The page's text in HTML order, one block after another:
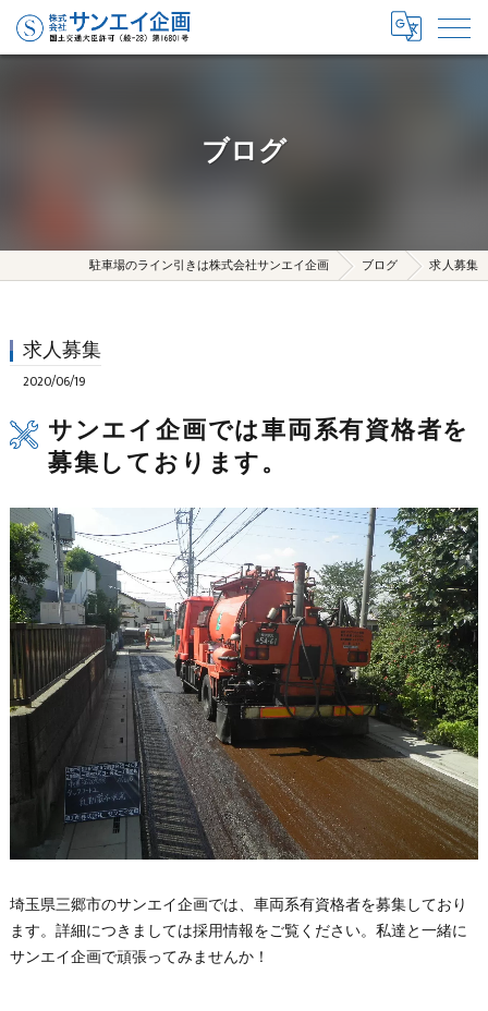
ブログ
駐車場のライン引きは株式会社サンエイ企画 ブログ 求人募集
求人募集
2020/06/19
サンエイ企画では車両系有資格者を
募集しております。
埼玉県三郷市のサンエイ企画では、車両系有資格者を募集しており
ます。詳細につきましては採用情報をご覧ください。私達と一緒に
サンエイ企画で頑張ってみませんか！